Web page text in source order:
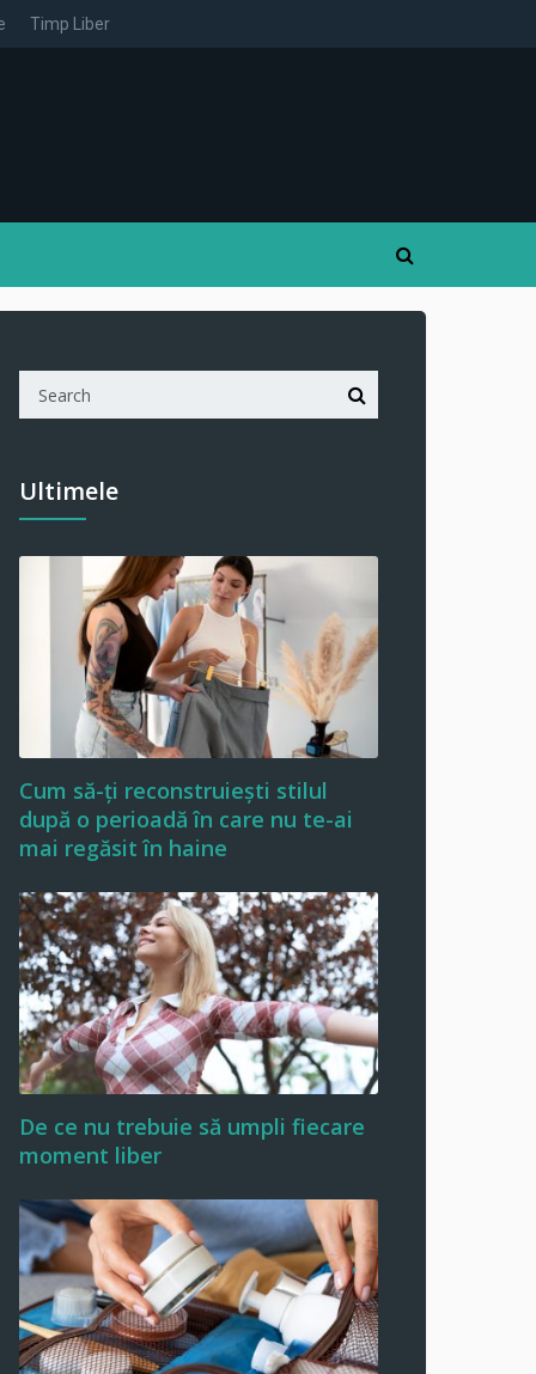
Timp Liber
Ultimele
Cum să-ți reconstruiești stilul
după o perioadă în care nu te-ai
mai regăsit în haine
De ce nu trebuie să umpli fiecare
moment liber